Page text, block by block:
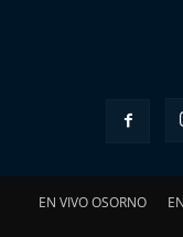
EN VIVO OSORNO